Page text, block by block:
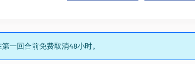
一回合前免费取消48小时。